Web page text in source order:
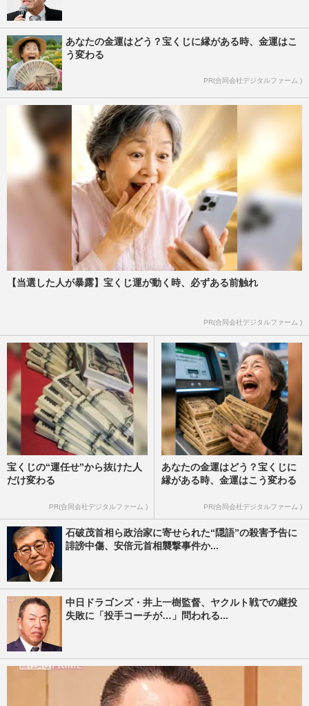
あなたの金運はどう？宝くじに縁がある時、金運はこ
う変わる
PR(合同会社デジタルファーム )
【当選した人が暴露】宝くじ運が動く時、必ずある前触れ
PR(合同会社デジタルファーム )
宝くじの“運任せ”から抜けた人
だけ変わる
PR(合同会社デジタルファーム )
あなたの金運はどう？宝くじに
縁がある時、金運はこう変わる
PR(合同会社デジタルファーム )
石破茂首相ら政治家に寄せられた“隠語”の殺害予告に
誹謗中傷、安倍元首相襲撃事件か...
中日ドラゴンズ・井上一樹監督、ヤクルト戦での継投
失敗に「投手コーチが…」問われる...